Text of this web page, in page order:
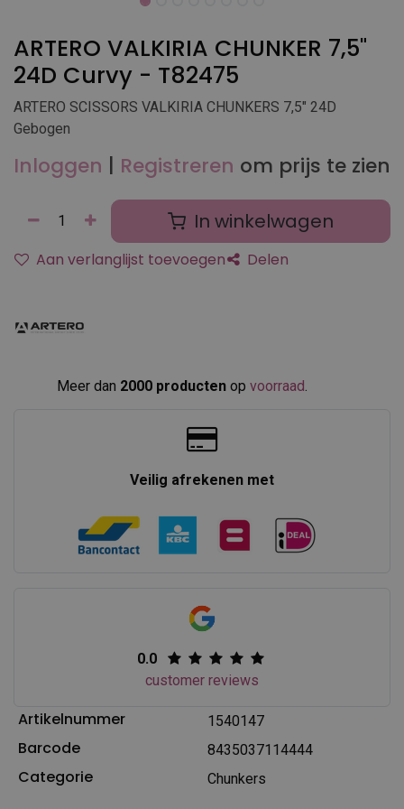
ARTERO VALKIRIA CHUNKER 7,5"
24D Curvy - T82475
ARTERO SCISSORS VALKIRIA CHUNKERS 7,5" 24D
Gebogen
Inloggen | Registreren om prijs te zien
In winkelwagen
Aan verlanglijst toevoegen Delen
Meer dan 2000 producten op voorraad
Veilig afrekenen met
0.0
customer reviews
Artikelnummer 1540147
Barcode 8435037114444
Categorie Chunkers